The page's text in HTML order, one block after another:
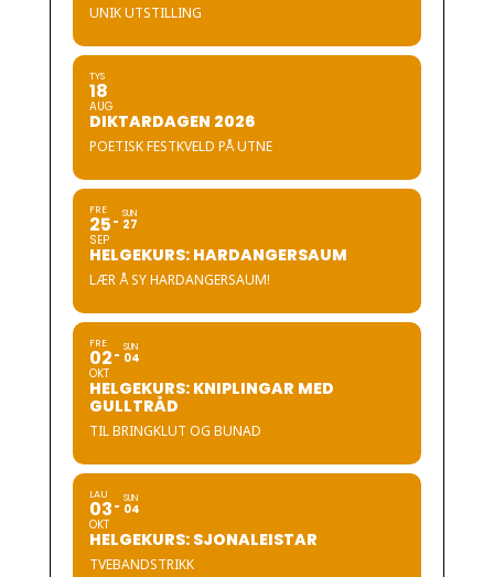
UNIK UTSTILLING
TYS
18
AUG
DIKTARDAGEN 2026
POETISK FESTKVELD PÅ UTNE
FRE
25
SEP
SUN
27
HELGEKURS: HARDANGERSAUM
LÆR Å SY HARDANGERSAUM!
FRE
02
OKT
SUN
04
HELGEKURS: KNIPLINGAR MED
GULLTRÅD
TIL BRINGKLUT OG BUNAD
LAU
03
OKT
SUN
04
HELGEKURS: SJONALEISTAR
TVEBANDSTRIKK